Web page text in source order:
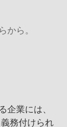
ら。
業には、
務付けられ